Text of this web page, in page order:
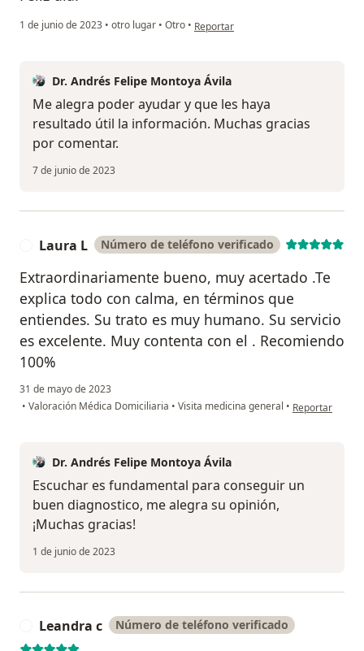
1 de junio de 2023 • otro lugar • Otro • en opinión del usuario Carlos andres
Reportar
Dr. Andrés Felipe Montoya Ávila
Me alegra poder ayudar y que les haya
resultado útil la información. Muchas gracias
por comentar.
7 de junio de 2023
Laura L Número de teléfono verificado
Extraordinariamente bueno, muy acertado .Te
explica todo con calma, en términos que
entiendes. Su trato es muy humano. Su servicio
es excelente. Muy contenta con el . Recomiendo
100%
31 de mayo de 2023
• Valoración Médica Domiciliaria • Visita medicina general • en opinión del
Reportar
Dr. Andrés Felipe Montoya Ávila
Escuchar es fundamental para conseguir un
buen diagnostico, me alegra su opinión,
¡Muchas gracias!
1 de junio de 2023
Leandra c Número de teléfono verificado